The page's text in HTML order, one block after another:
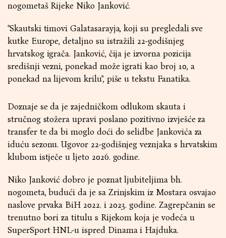
nogometaš Rijeke Niko Janković.
"Skautski timovi Galatasarayja, koji su pregledali sve
kutke Europe, detaljno su istražili 22-godišnjeg
hrvatskog igrača. Janković, čija je izvorna pozicija
središnji vezni, ponekad može igrati kao broj 10, a
ponekad na lijevom krilu", piše u tekstu Fanatika.
Doznaje se da je zajedničkom odlukom skauta i
stručnog stožera upravi poslano pozitivno izvješće za
transfer te da bi moglo doći do selidbe Jankovića za
iduću sezonu. Ugovor 22-godišnjeg veznjaka s hrvatskim
klubom istječe u ljeto 2026. godine.
Niko Janković dobro je poznat ljubiteljima bh.
nogometa, budući da je sa Zrinjskim iz Mostara osvajao
naslove prvaka BiH 2022. i 2023. godine. Zagrepčanin se
trenutno bori za titulu s Rijekom koja je vodeća u
SuperSport HNL-u ispred Dinama i Hajduka.